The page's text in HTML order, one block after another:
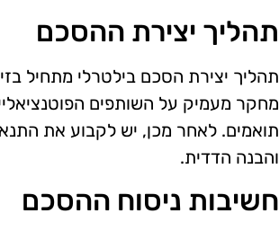
תהליך יצירת ההסכם
תהליך יצירת הסכם בילטרלי מתחיל
מחקר מעמיק על השותפים
תואמים. לאחר מכן, יש לקבוע את
והבנה הדדית.
חשיבות ניסוח ההסכם